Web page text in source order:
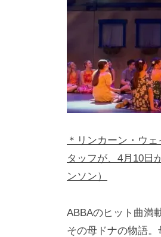
＊リンカーン・ウ
タッフが、4月10日
ンソン）
ABBAのヒット曲満
その母ドナの物語